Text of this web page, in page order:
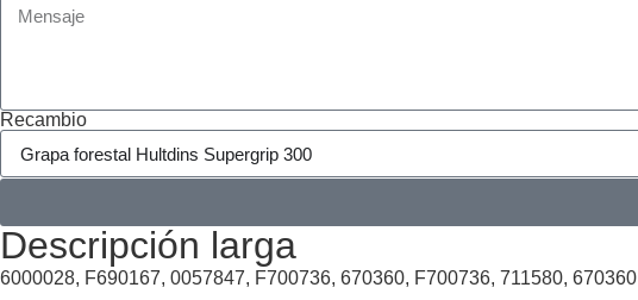
Recambio
Descripción larga
6000028, F690167, 0057847, F700736, 670360, F700736, 711580, 670360